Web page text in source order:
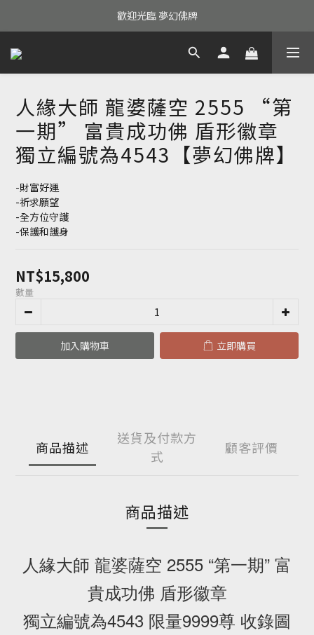
歡迎光臨 夢幻佛牌
人緣大師 龍婆薩空 2555 “第
一期” 富貴成功佛 盾形徽章
獨立編號為4543【夢幻佛牌】
-財富好運
-祈求願望
-全方位守護
-保護和護身
NT$15,800
數量
加入購物車 立即購買
商品描述
送貨及付款方
式
顧客評價
商品描述
人緣大師 龍婆薩空 2555 “第一期” 富
貴成功佛 盾形徽章
獨立編號為4543 限量9999尊 收錄圖